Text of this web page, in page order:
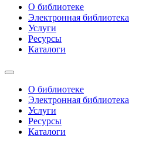
О библиотеке
Электронная библиотека
Услуги
Ресурсы
Каталоги
О библиотеке
Электронная библиотека
Услуги
Ресурсы
Каталоги